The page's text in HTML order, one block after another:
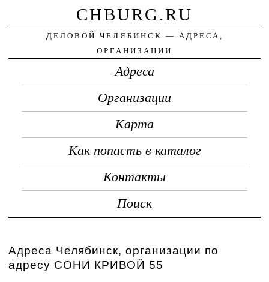
CHBURG.RU
ДЕЛОВОЙ ЧЕЛЯБИНСК — АДРЕСА,
ОРГАНИЗАЦИИ
Адреса
Организации
Карта
Как попасть в каталог
Контакты
Поиск
Адреса Челябинск, организации по
адресу СОНИ КРИВОЙ 55